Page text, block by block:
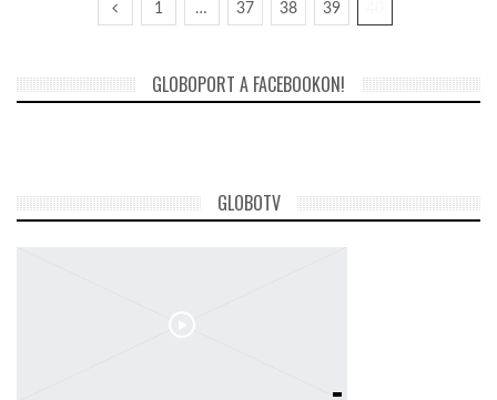
1 … 37 38 39
GLOBOPORT A FACEBOOKON!
GLOBOTV